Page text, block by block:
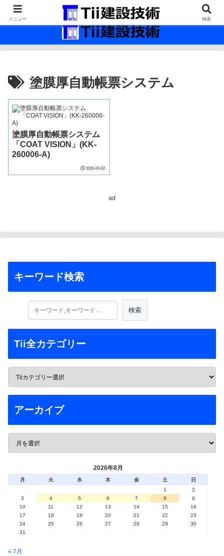
最新の建設技術の情報インフラ。
塗膜厚自動帳票システム
塗膜厚自動帳票システム
「COAT VISION」(KK-
260006-A)
2026-04-02
ad
キーワード検索
Tii全カテゴリー
アーカイブ
2026年8月
月 火 水 木 金 土
日
1
2
3
4 5 6 7 8
9
10
11 12 13 14 15
16
17
18 19 20 21 22
23
24
25 26 27 28 29
30
31
« 7月
メニュー 検索